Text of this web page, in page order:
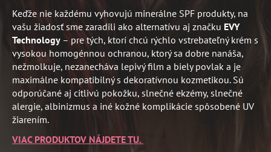
Keďže nie každému vyhovujú minerálne SPF produkty, na
vašu žiadosť sme zaradili ako alternatívu aj značku EVY
Technology – pre tých, ktorí chcú rýchlo vstrebateľný krém s
vysokou homogénnou ochranou, ktorý sa dobre nanáša,
nežmolkuje, nezanecháva lepivý film a biely povlak a je
maximálne kompatibilný s dekoratívnou kozmetikou. Sú
odporúčané aj citlivú pokožku, slnečné ekzémy, slnečné
alergie, albinizmus a iné kožné komplikácie spôsobené UV
žiarením.
VIAC PRODUKTOV NÁJDETE TU.